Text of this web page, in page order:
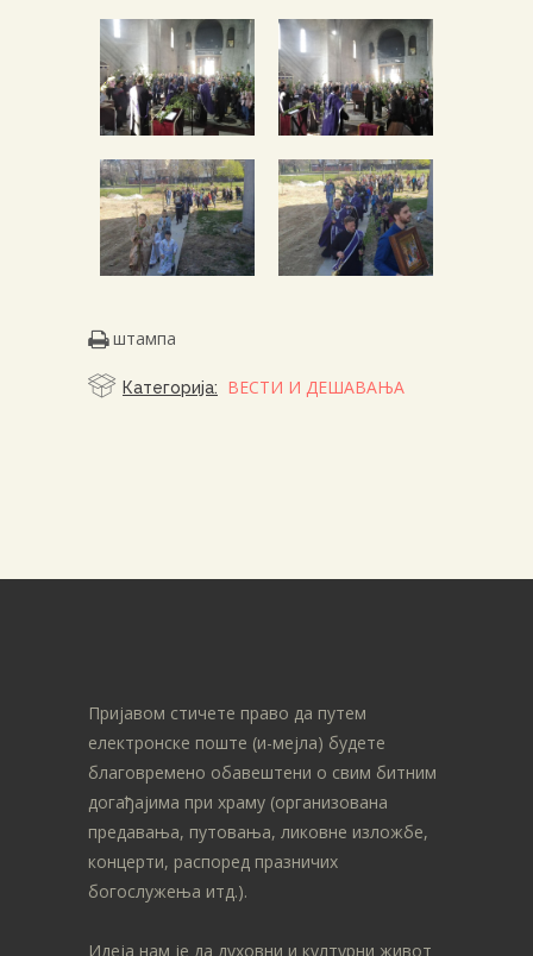
штампа
Категорија: ВЕСТИ И ДЕШАВАЊА
Пријавом стичете право да путем
електронске поште (и-мејла) будете
благовремено обавештени о свим битним
догађајима при храму (организована
предавања, путовања, ликовне изложбе,
концерти, распоред празничих
богослужења итд.).
Идеја нам је да духовни и културни живот